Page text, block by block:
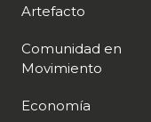
Artefacto
Comunidad en
Movimiento
Economía